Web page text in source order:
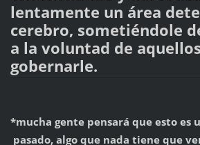
lentamente un área
cerebro, sometiéndole
a la voluntad de
gobernarle.
*mucha gente pensará que esto es
pasado, algo que nada tiene que